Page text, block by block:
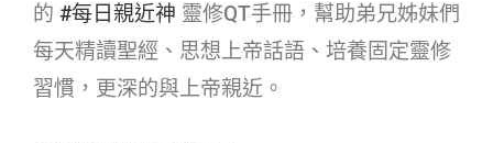
的 #每日親近神​ 靈修QT手冊，幫助弟兄姊妹們
每天精讀聖經、思想上帝話語、培養固定靈修
習慣，更深的與上帝親近。